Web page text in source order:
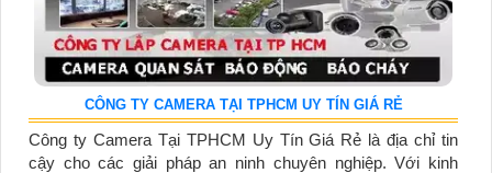
CÔNG TY CAMERA TẠI TPHCM UY TÍN GIÁ RẺ
Công ty Camera Tại TPHCM Uy Tín Giá Rẻ là địa chỉ tin
cậy cho các giải pháp an ninh chuyên nghiệp. Với kinh